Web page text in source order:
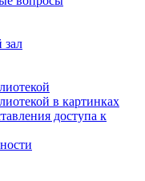
зал
в картинках
доступа к